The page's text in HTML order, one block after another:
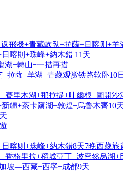
飛機+青藏軟臥+拉薩+日喀则+羊
喀則+珠峰+納木錯 11天
湖+轉山+一措再措
拉薩+羊湖+青藏观赏铁路软卧10
賽里木湖+那拉提+吐爾根+圖開沙
疆+茶卡鹽湖+敦煌+烏魯木齊10
喀则+珠峰+納木錯8天7晚西藏旅
香格里拉+稻城亞丁+波密然烏湖+
坡—西藏+西寧+成都9天